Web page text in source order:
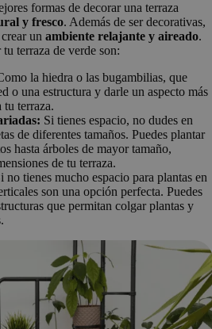
formas de decorar una terraza
y fresco. Además de ser decorativas,
crear unambiente relajante y aireado.
terraza de verde son:
la hiedra o las bugambilias, que
o una estructura y darle un aspecto más
tu terraza.
Si tienes espacio, no dudes en
de diferentes tamaños. Puedes plantar
hasta árboles de mayor tamaño,
de tu terraza.
no tienes mucho espacio para plantas en
son una opción perfecta. Puedes
que permitan colgar plantas y